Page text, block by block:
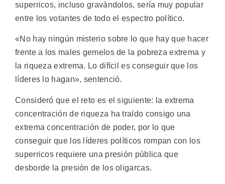
superricos, incluso gravándolos, sería muy popular
entre los votantes de todo el espectro político.
«No hay ningún misterio sobre lo que hay que hacer
frente a los males gemelos de la pobreza extrema y
la riqueza extrema. Lo difícil es conseguir que los
líderes lo hagan», sentenció.
Consideró que el reto es el siguiente: la extrema
concentración de riqueza ha traído consigo una
extrema concentración de poder, por lo que
conseguir que los líderes políticos rompan con los
superricos requiere una presión pública que
desborde la presión de los oligarcas.